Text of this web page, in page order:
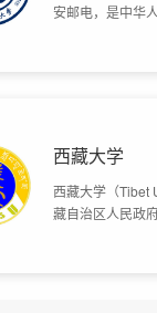
安邮电，是中华
西藏大学
西藏大学（Tibet
藏自治区人民政